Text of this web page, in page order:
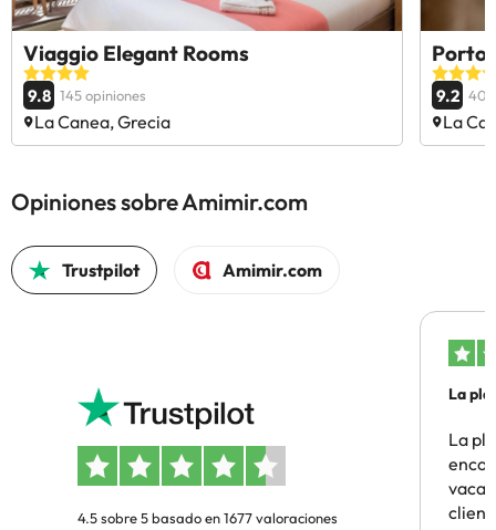
Viaggio Elegant Rooms
9.8 145 opiniones
La Canea, Grecia
Porto
9.2 402
La
Opiniones sobre Amimir.com
Trustpilot Amimir.com
4.5 sobre 5 basado en 1677 valoraciones
La
La